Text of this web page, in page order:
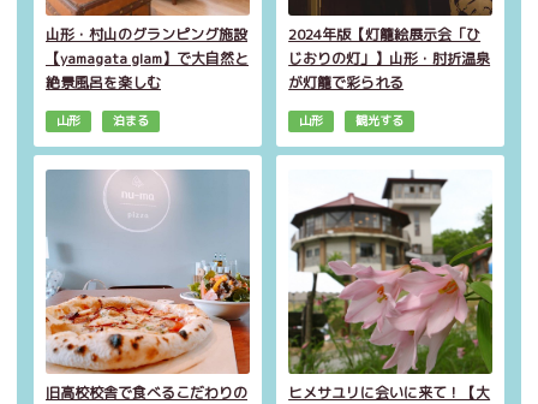
山形・村山のグランピング施設
【yamagata glam】で大自然と
絶景風呂を楽しむ
山形 泊まる
2024年版【灯籠絵展示会「ひ
じおりの灯」】山形・肘折温泉
が灯籠で彩られる
山形 観光する
旧高校校舎で食べるこだわりの
ヒメサユリに会いに来て！【大